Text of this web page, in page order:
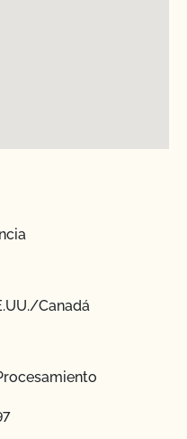
Canadá